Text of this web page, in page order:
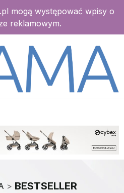
mogą występować wpisy o
reklamowym.
> BESTSELLER